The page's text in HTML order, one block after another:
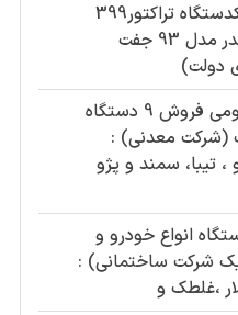
حراجی زیر قیمت یکدستگاه تراکتور399
مسی فرگوسن 6 سیلندر مدل 93 جفت
دولت)
فراخوان مزایده عمومی فروش 9 دستگاه
(شرکت معدنی) :
تیبا، سمند و پژو
مزایده 13 دستگاه انواع خودرو و
شرکت ساختمانی) :
،غلطک و